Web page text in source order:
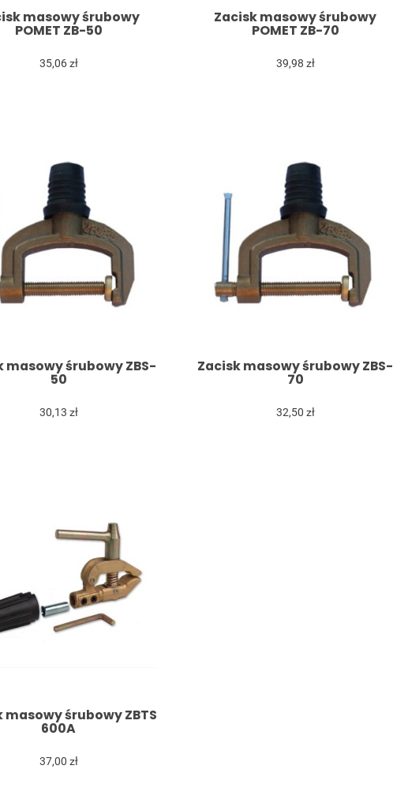
masowy śrubowy
POMET ZB-50
35,06 zł
Zacisk masowy śrubowy
POMET ZB-70
39,98 zł
masowy śrubowy ZBS-
50
30,13 zł
Zacisk masowy śrubowy ZBS-
70
32,50 zł
masowy śrubowy ZBTS
600A
37,00 zł